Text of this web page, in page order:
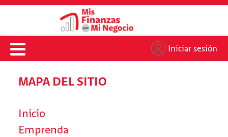
Iniciar sesión
MAPA DEL SITIO
Inicio
Emprenda